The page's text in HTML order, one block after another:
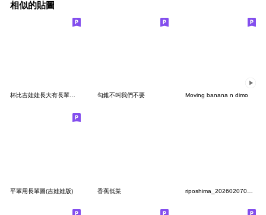
相似的貼圖
杯比吉娃娃長大有長輩圖囉 勾錐不叫我們不要 Moving banana n dimo
平輩用長輩圖(吉娃娃版) 香蕉低某 riposhima_20260207001717